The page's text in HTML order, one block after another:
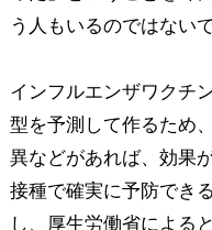
う人もいるのではない
インフルエンザワクチ
型を予測して作るため
異などがあれば、効果
接種で確実に予防でき
し、厚生労働省による